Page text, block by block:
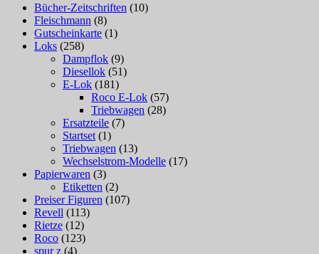
Bücher-Zeitschriften (10)
Fleischmann (8)
Gutscheinkarte (1)
Loks (258)
Dampflok (9)
Diesellok (51)
E-Lok (181)
Roco E-Lok (57)
Triebwagen (28)
Ersatzteile (7)
Startset (1)
Triebwagen (13)
Wechselstrom-Modelle (17)
Papierwaren (3)
Etiketten (2)
Preiser Figuren (107)
Revell (113)
Rietze (12)
Roco (123)
spur z (4)